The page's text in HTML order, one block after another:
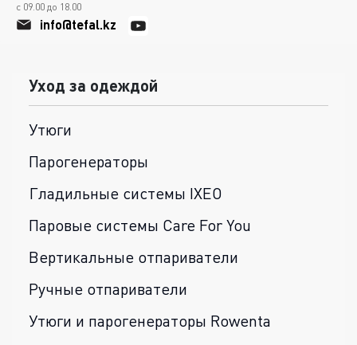
с 09.00 до 18.00
info@tefal.kz
Уход за одеждой
Утюги
Парогенераторы
Гладильные системы IXEO
Паровые системы Care For You
Вертикальные отпариватели
Ручные отпариватели
Утюги и парогенераторы Rowenta